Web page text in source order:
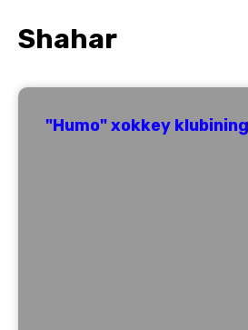
Shahar
"Humo" xokkey